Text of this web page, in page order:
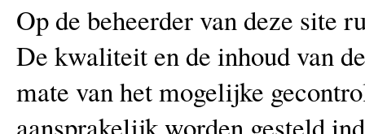
Op de beheerder van deze site
De kwaliteit en de inhoud van
mate van het mogelijke